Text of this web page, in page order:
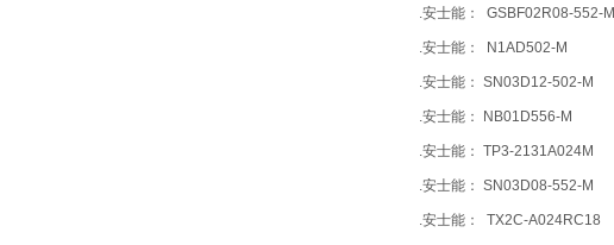
.安士能： GSBF02R08-552-M
.安士能： N1AD502-M
.安士能： SN03D12-502-M
.安士能： NB01D556-M
.安士能： TP3-2131A024M
.安士能： SN03D08-552-M
.安士能： TX2C-A024RC18